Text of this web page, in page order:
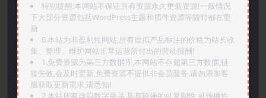
特别提醒:本网站不保证所有资源永久更新资源!一般情况
下大部分资源包括WordPress主题和插件资源等随时都在更
新
0.本站为非盈利性网站,所有虚拟产品标注的价格为站长收
集、整理、维护网站正常运营所付出的劳动报酬!
1.免费资源为第三方数据库,本网站不存储第三方数据,链
接失效,会及时更新,免费资源不提供非会员服务,请勿添加客
服获取更新需求,请悉知!
2.本站所有虚拟数字商品,具有较强的可复制性,可传播性,